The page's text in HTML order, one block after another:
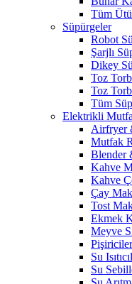
Tüm
Süpürgeler
Robot
Şarjlı
Dikey
Toz
Toz
Tüm
Elektrikli
Airfryer
Mutfak
Blender
Kahve
Kahve
Çay
Tost
Ekmek
Meyve
Pişiriciler
Su
Su